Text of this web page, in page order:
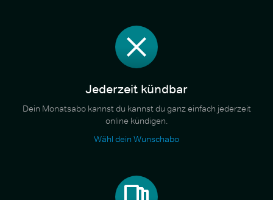
Jederzeit kündbar
Dein Monatsabo kannst du kannst du ganz einfach jederzeit
online kündigen.
Wähl dein Wunschabo